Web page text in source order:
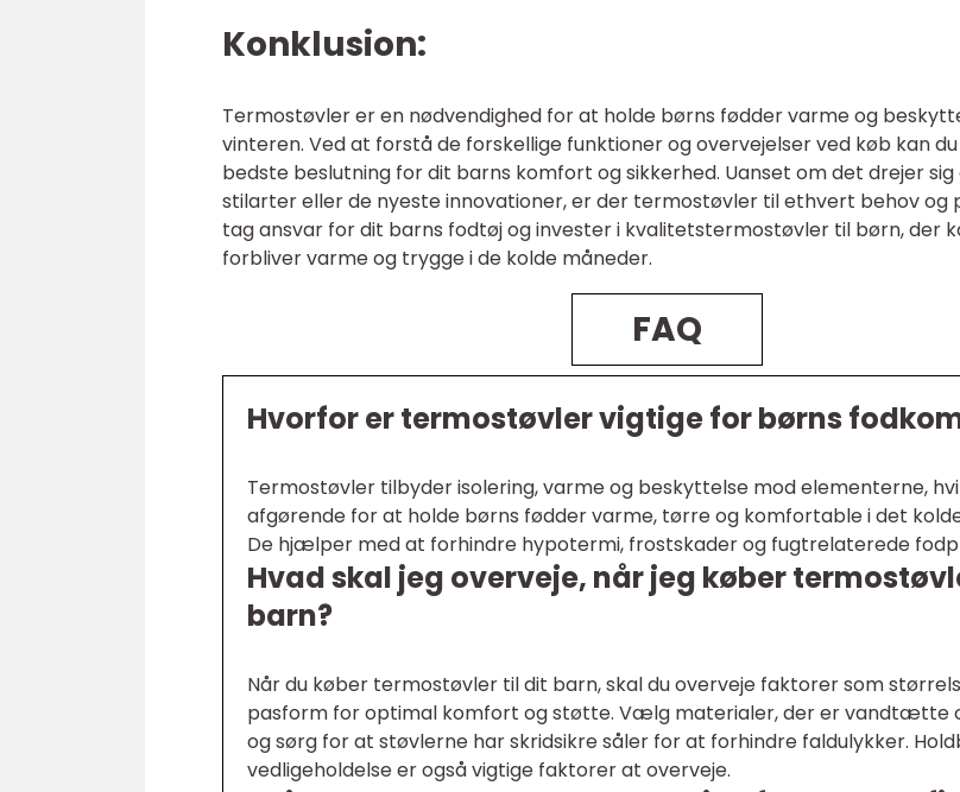
Konklusion:
Termostøvler er en nødvendighed for at holde børns fødder varme og
vinteren. Ved at forstå de forskellige funktioner og overvejelser ved køb kan
bedste beslutning for dit barns komfort og sikkerhed. Uanset om det drejer
stilarter eller de nyeste innovationer, er der termostøvler til ethvert behov
tag ansvar for dit barns fodtøj og invester i kvalitetstermostøvler til børn, der
forbliver varme og trygge i de kolde måneder.
FAQ
Hvorfor er termostøvler vigtige for børns
Termostøvler tilbyder isolering, varme og beskyttelse mod elementerne,
afgørende for at holde børns fødder varme, tørre og komfortable i det
De hjælper med at forhindre hypotermi, frostskader og fugtrelaterede
Hvad skal jeg overveje, når jeg køber
barn?
Når du køber termostøvler til dit barn, skal du overveje faktorer som
pasform for optimal komfort og støtte. Vælg materialer, der er vandtætte
og sørg for at støvlerne har skridsikre såler for at forhindre faldulykker.
vedligeholdelse er også vigtige faktorer at overveje.